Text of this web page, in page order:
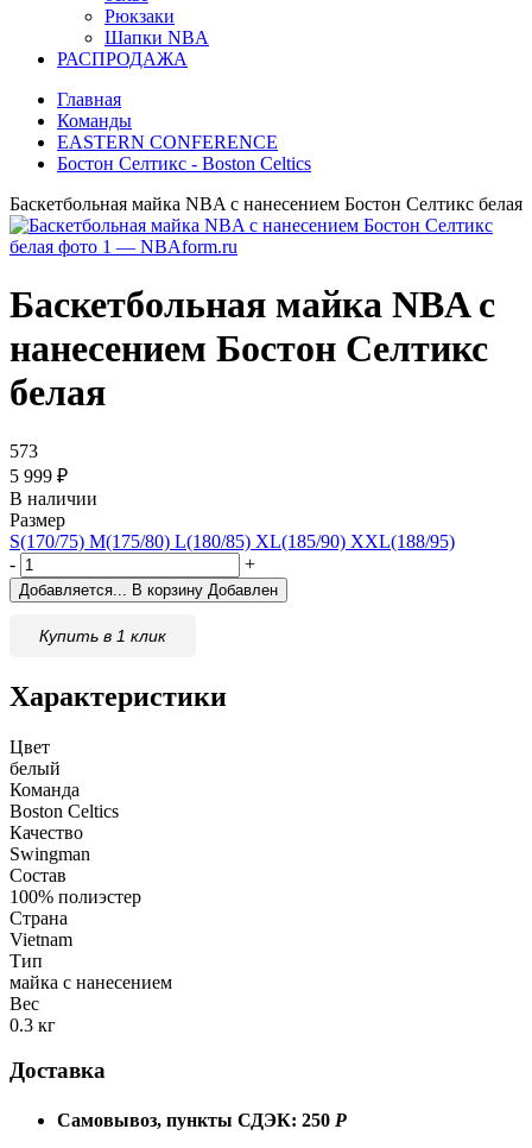
Рюкзаки
Шапки NBA
РАСПРОДАЖА
Главная
Команды
EASTERN CONFERENCE
Бостон Селтикс - Boston Celtics
Баскетбольная майка NBA с нанесением Бостон Селтикс белая
Баскетбольная майка NBA с
нанесением Бостон Селтикс
белая
573
5 999 ₽
В наличии
Размер
S(170/75) M(175/80) L(180/85) XL(185/90) XXL(188/95)
-
+
Добавляется... В корзину Добавлен
Купить в 1 клик
Характеристики
Цвет
белый
Команда
Boston Celtics
Качество
Swingman
Состав
100% полиэстер
Страна
Vietnam
Тип
майка с нанесением
Вес
0.3 кг
Доставка
Самовывоз, пункты СДЭК: 250 Р